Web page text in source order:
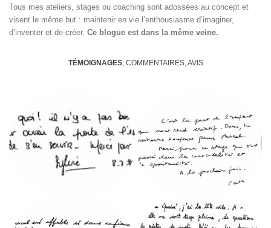
Tous mes ateliers, stages ou coaching sont adossées au concept et
visent le même but : maintenir en vie l’enthousiasme d’imaginer,
d’inventer et de créer. Ce blogue est dans la même veine.
TÉMOIGNAGES, COMMENTAIRES, AVIS